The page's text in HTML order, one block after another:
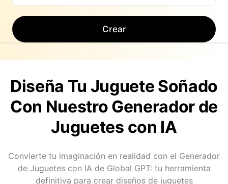
Crear
Diseña Tu Juguete Soñado
Con Nuestro Generador de
Juguetes con IA
Convierte tu imaginación en realidad con el Generador
de Juguetes con IA de Global GPT: tu herramienta
definitiva para crear diseños de juguetes